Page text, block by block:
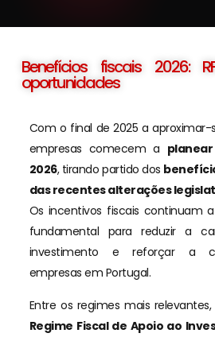
Benefícios fiscais 2026:
oportunidades
Com o final de 2025 a aproximar-
empresas comecem a
2026, tirando partido dos
das recentes alterações
Os incentivos fiscais continuam
fundamental para reduzir a
investimento e reforçar a
empresas em Portugal.
Entre os regimes mais
Regime Fiscal de Apoio ao